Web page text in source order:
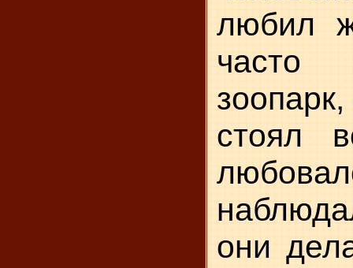
любил
стоял
они